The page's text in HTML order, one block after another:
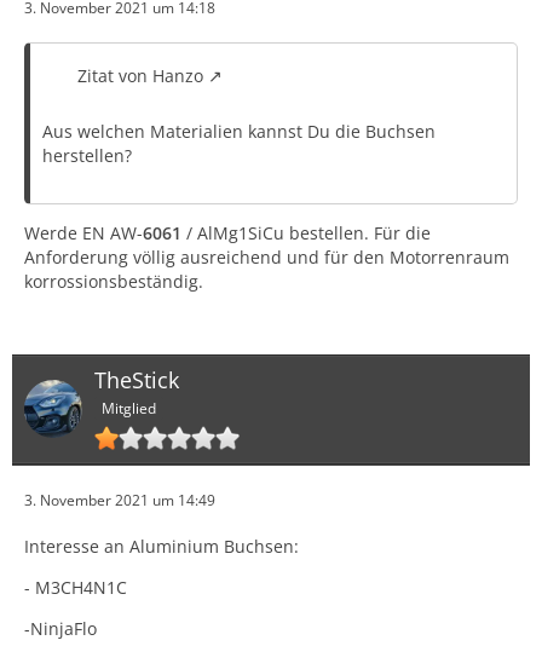
3. November 2021 um 14:18
Zitat von Hanzo
Aus welchen Materialien kannst Du die Buchsen
herstellen?
Werde EN AW-6061 / AlMg1SiCu bestellen. Für die
Anforderung völlig ausreichend und für den Motorrenraum
korrossionsbeständig.
TheStick
Mitglied
3. November 2021 um 14:49
Interesse an Aluminium Buchsen:
- M3CH4N1C
-NinjaFlo